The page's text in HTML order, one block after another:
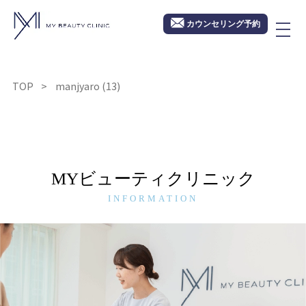
カウンセリング予約
TOP manjyaro (13)
MYビューティクリニック
INFORMATION